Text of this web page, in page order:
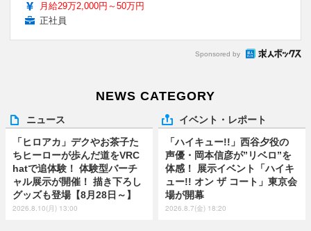
月給29万2,000円～50万円
正社員
Sponsored by
NEWS CATEGORY
ニュース
「ヒロアカ」デクやお茶子た
ちヒーローが歩んだ道をVRC
hatで追体験！ 体験型バーチ
ャル展示が開催！ 描き下ろし
グッズも登場【8月28日～】
2026.8.10(月) 13:00
イベント・レポート
「ハイキュー!!」西谷夕役の
声優・岡本信彦が”リベロ”を
体感！ 展示イベント「ハイキ
ュー!! オン ザ コート」東京会
場が開幕
2026.8.7(金) 18:20